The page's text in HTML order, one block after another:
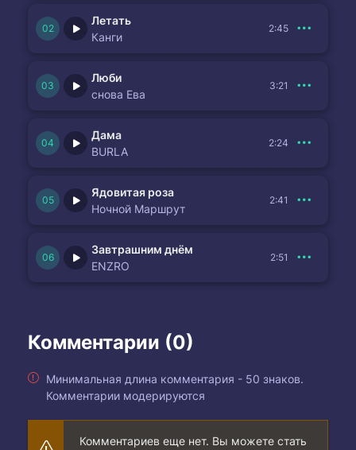
Летать
Канги
2:45
Люби
снова Ева
3:21
Дама
BURLA
2:24
Ядовитая роза
Ночной Маршрут
2:41
Завтрашним днём
ENZRO
2:51
Комментарии (0)
Минимальная длина комментария - 50 знаков.
Комментарии модерируются
Комментариев еще нет. Вы можете стать